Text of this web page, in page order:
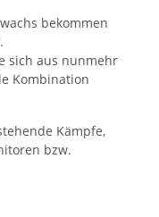
bekommen
sich aus nunmehr
Kombination
Kämpfe,
bzw.